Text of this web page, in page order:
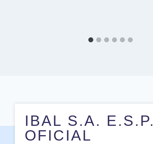
IBAL S.A. E.S.P.
OFICIAL